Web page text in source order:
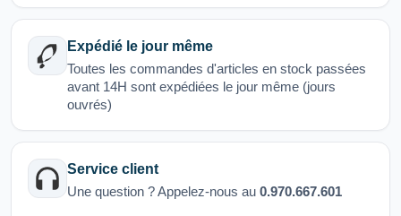
Expédié le jour même
Toutes les commandes d'articles en stock passées
avant 14H sont expédiées le jour même (jours
ouvrés)
Service client
Une question ? Appelez-nous au 0.970.667.601